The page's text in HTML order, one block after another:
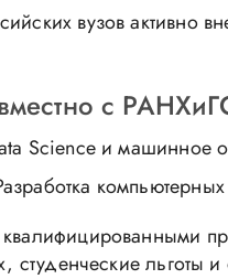
вузов активно
с
Science и
студенческие льготы